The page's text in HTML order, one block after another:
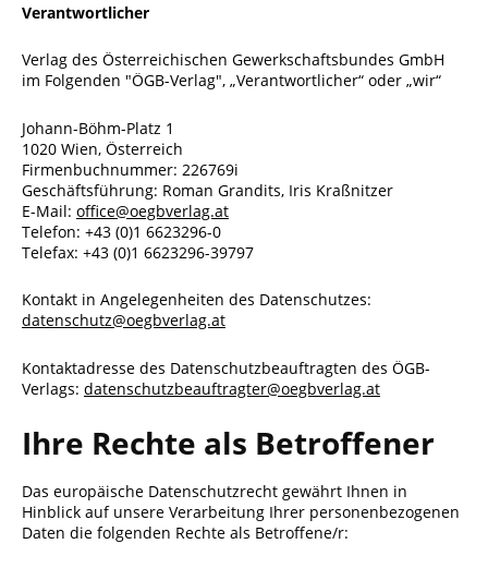
Verantwortlicher
Verlag des Österreichischen Gewerkschaftsbundes GmbH
im Folgenden "ÖGB-Verlag", „Verantwortlicher“ oder „wir“
Johann-Böhm-Platz 1
1020 Wien, Österreich
Firmenbuchnummer: 226769i
Geschäftsführung: Roman Grandits, Iris Kraßnitzer
E-Mail: office@oegbverlag.at
Telefon: +43 (0)1 6623296-0
Telefax: +43 (0)1 6623296-39797
Kontakt in Angelegenheiten des Datenschutzes:
datenschutz@oegbverlag.at
Kontaktadresse des Datenschutzbeauftragten des ÖGB-
Verlags: datenschutzbeauftragter@oegbverlag.at
Ihre Rechte als Betroffener
Das europäische Datenschutzrecht gewährt Ihnen in
Hinblick auf unsere Verarbeitung Ihrer personenbezogenen
Daten die folgenden Rechte als Betroffene/r: